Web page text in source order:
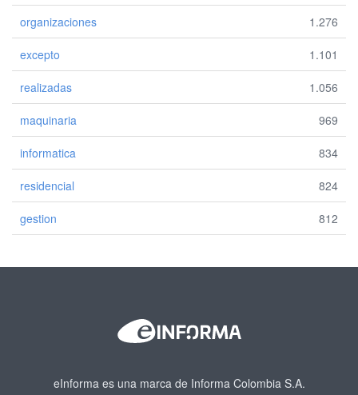
organizaciones 1.276
excepto 1.101
realizadas 1.056
maquinaria 969
informatica 834
residencial 824
gestion 812
eInforma es una marca de Informa Colombia S.A.